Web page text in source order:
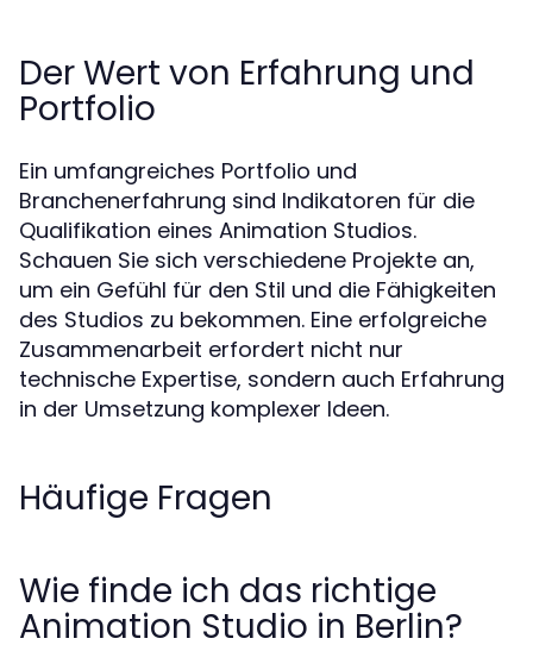
Der Wert von Erfahrung und
Portfolio
Ein umfangreiches Portfolio und
Branchenerfahrung sind Indikatoren für die
Qualifikation eines Animation Studios.
Schauen Sie sich verschiedene Projekte an,
um ein Gefühl für den Stil und die Fähigkeiten
des Studios zu bekommen. Eine erfolgreiche
Zusammenarbeit erfordert nicht nur
technische Expertise, sondern auch Erfahrung
in der Umsetzung komplexer Ideen.
Häufige Fragen
Wie finde ich das richtige
Animation Studio in Berlin?